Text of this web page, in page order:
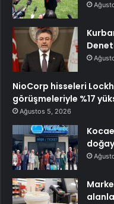
NioCorp hisseleri
görüşmeleriyle %17
Ağustos 5, 2026